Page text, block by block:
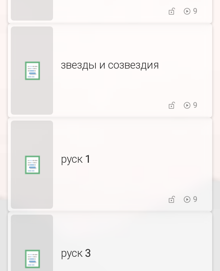
9
звезды и созвездия
9
руск 1
9
руск 3